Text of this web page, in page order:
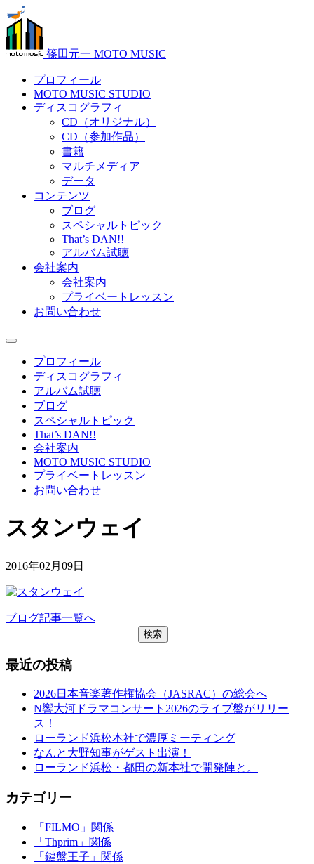
篠田元一 MOTO MUSIC
プロフィール
MOTO MUSIC STUDIO
ディスコグラフィ
CD（オリジナル）
CD（参加作品）
書籍
マルチメディア
データ
コンテンツ
ブログ
スペシャルトピック
That’s DAN!!
アルバム試聴
会社案内
会社案内
プライベートレッスン
お問い合わせ
プロフィール
ディスコグラフィ
アルバム試聴
ブログ
スペシャルトピック
That’s DAN!!
会社案内
MOTO MUSIC STUDIO
プライベートレッスン
お問い合わせ
スタンウェイ
2016年02月09日
ブログ記事一覧へ
検索
最近の投稿
2026日本音楽著作権協会（JASRAC）の総会へ
N響大河ドラマコンサート2026のライブ盤がリリー
ス！
ローランド浜松本社で濃厚ミーティング
なんと大野知事がゲスト出演！
ローランド浜松・都田の新本社で開発陣と。
カテゴリー
「FILMO」関係
「Thprim」関係
「鍵盤王子」関係